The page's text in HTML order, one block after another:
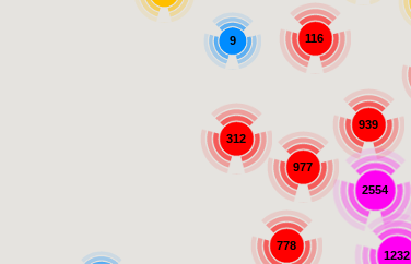
1232
778
2554
977
939
312
116
9